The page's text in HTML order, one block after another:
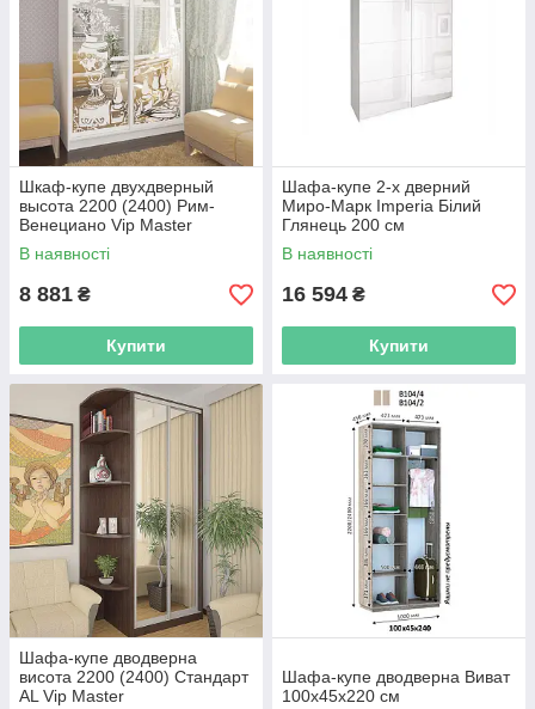
Шкаф-купе двухдверный
высота 2200 (2400) Рим-
Венециано Vip Master
В наявності
8 881 ₴
Купити
Шафа-купе 2-х дверний
Миро-Марк Imperia Білий
Глянець 200 см
В наявності
16 594 ₴
Купити
Шафа-купе дводверна
висота 2200 (2400) Стандарт
AL Vip Master
Шафа-купе дводверна Виват
100х45х220 см